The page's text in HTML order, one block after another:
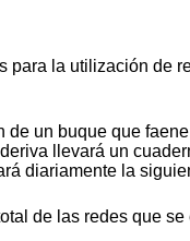
para la utilización de
de un buque que
llevará un
diariamente la
de las redes que se